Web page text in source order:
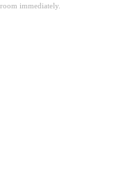
room immediately.